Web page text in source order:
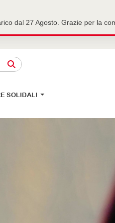
dal 27 Agosto. Grazie per la
SOLIDALI